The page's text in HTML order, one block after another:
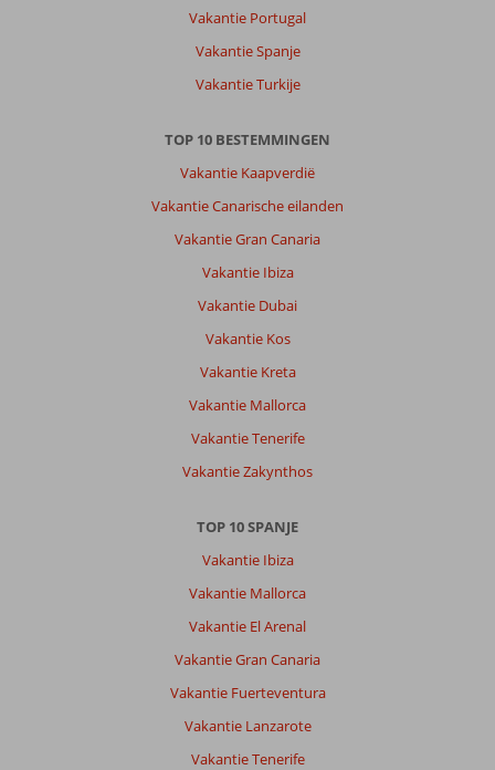
Vakantie Portugal
Vakantie Spanje
Vakantie Turkije
TOP 10 BESTEMMINGEN
Vakantie Kaapverdië
Vakantie Canarische eilanden
Vakantie Gran Canaria
Vakantie Ibiza
Vakantie Dubai
Vakantie Kos
Vakantie Kreta
Vakantie Mallorca
Vakantie Tenerife
Vakantie Zakynthos
TOP 10 SPANJE
Vakantie Ibiza
Vakantie Mallorca
Vakantie El Arenal
Vakantie Gran Canaria
Vakantie Fuerteventura
Vakantie Lanzarote
Vakantie Tenerife